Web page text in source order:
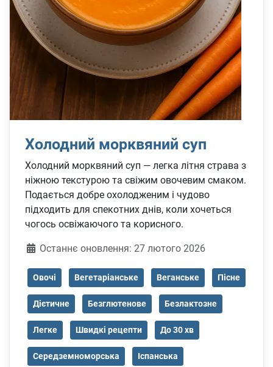
Холодний морквяний суп
Холодний морквяний суп — легка літня страва з
ніжною текстурою та свіжим овочевим смаком.
Подається добре охолодженим і чудово
підходить для спекотних днів, коли хочеться
чогось освіжаючого та корисного.
ДеталіОстаннє оновлення: 27 лютого 2026
Овочі Вегетаріанське Веганське Пісне
Дієтичне Безглютенове Безлактозне
Легке Швидкі рецепти До 30 хв
Середземноморська Іспанська